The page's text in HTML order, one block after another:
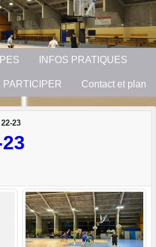
INFOS PRATIQUES
PARTICIPER Contact et plan
23